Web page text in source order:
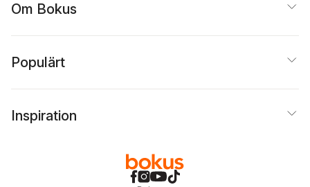
Om Bokus
Populärt
Inspiration